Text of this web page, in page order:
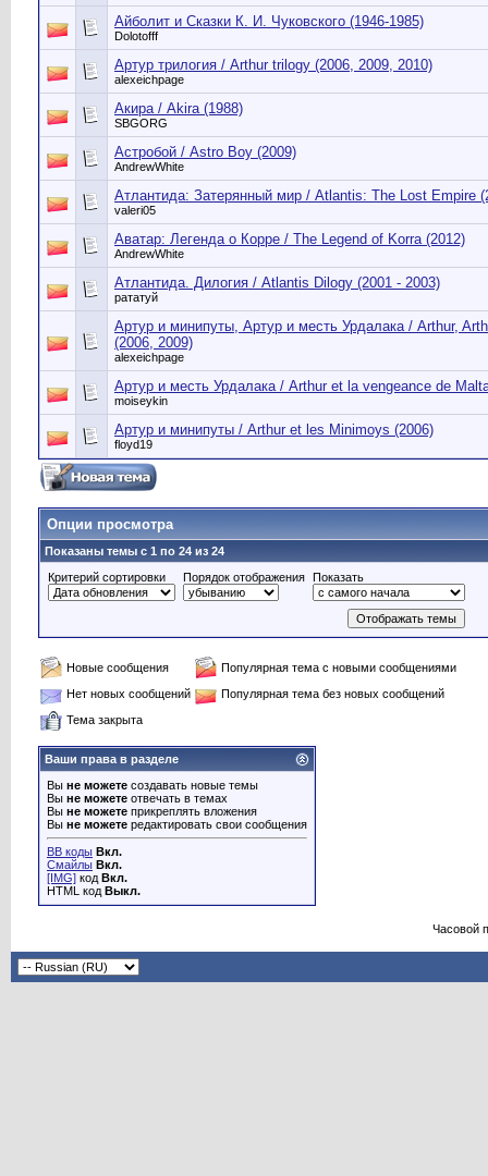
Айболит и Сказки К. И. Чуковского (1946-1985)
Dolotofff
Артур трилогия / Arthur trilogy (2006, 2009, 2010)
alexeichpage
Акира / Akira (1988)
SBGORG
Астробой / Astro Boy (2009)
AndrewWhite
Атлантида: Затерянный мир / Atlantis: The Lost Empire
valeri05
Аватар: Легенда о Корре / The Legend of Korra (2012)
AndrewWhite
Атлантида. Дилогия / Atlantis Dilogy (2001 - 2003)
рататуй
Артур и минипуты, Артур и месть Урдалака / Arthur,
(2006, 2009)
alexeichpage
Артур и месть Урдалака / Arthur et la vengeance de
moiseykin
Артур и минипуты / Arthur et les Minimoys (2006)
floyd19
Опции просмотра
Показаны темы с 1 по 24 из 24
Критерий сортировки
Порядок отображения Показать
Новые сообщения
Популярная тема с новыми сообщениями
Нет новых сообщений
Популярная тема без новых сообщений
Тема закрыта
Ваши права в разделе
Вы не можете создавать новые темы
Вы не можете отвечать в темах
Вы не можете прикреплять вложения
Вы не можете редактировать свои сообщения
BB коды Вкл.
Смайлы Вкл.
[IMG] код Вкл.
HTML код Выкл.
Часовой